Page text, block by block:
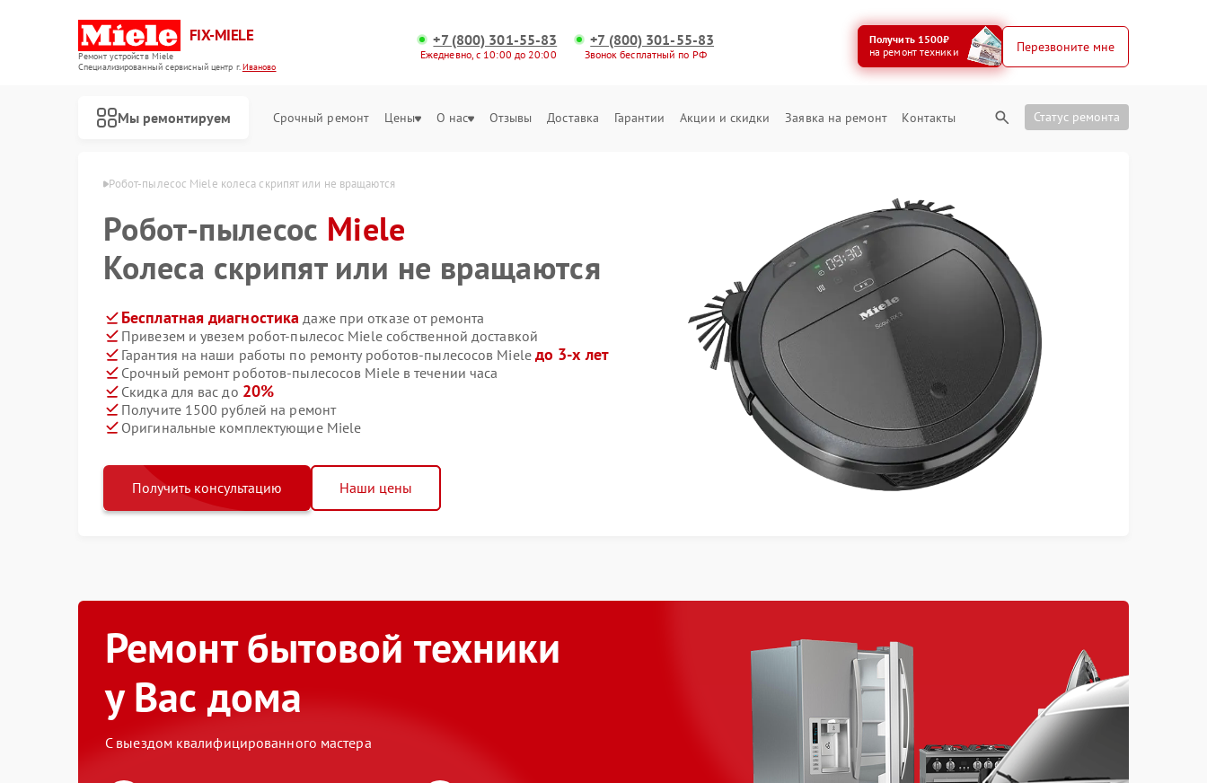
FIX-MIELE
Ремонт устройств Miele
Специализированный cервисный центр г.Иваново
+7 (800) 301-55-83
Ежедневно, с 10:00 до 20:00
+7 (800) 301-55-83
Звонок бесплатный по РФ
Получить 1500₽
на ремонт техники
Перезвоните мне
Мы ремонтируем Срочный ремонт Цены О нас Отзывы Доставка Гарантии Акции и скидки Заявка на ремонт Контакты Статус ремонта
Робот-пылесос Miele колеса скрипят или не вращаются
Робот-пылесос Miele
Колеса скрипят или не вращаются
Бесплатная диагностика даже при отказе от ремонта
Привезем и увезем робот-пылесос Miele собственной доставкой
Гарантия на наши работы по ремонту роботов-пылесосов Miele до 3-х лет
Срочный ремонт роботов-пылесосов Miele в течении часа
Скидка для вас до 20%
Получите 1500 рублей на ремонт
Оригинальные комплектующие Miele
Получить консультацию Наши цены
Ремонт бытовой техники
у Вас дома
С выездом квалифицированного мастера